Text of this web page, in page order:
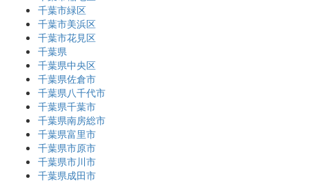
千葉市緑区
千葉市美浜区
千葉市花見区
千葉県
千葉県中央区
千葉県佐倉市
千葉県八千代市
千葉県千葉市
千葉県南房総市
千葉県富里市
千葉県市原市
千葉県市川市
千葉県成田市